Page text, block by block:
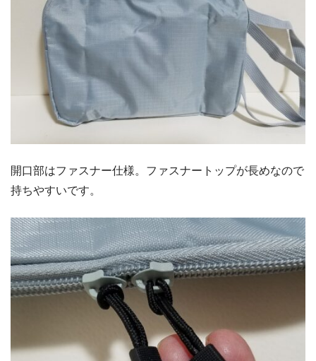
開口部はファスナー仕様。ファスナートップが長めなので
持ちやすいです。